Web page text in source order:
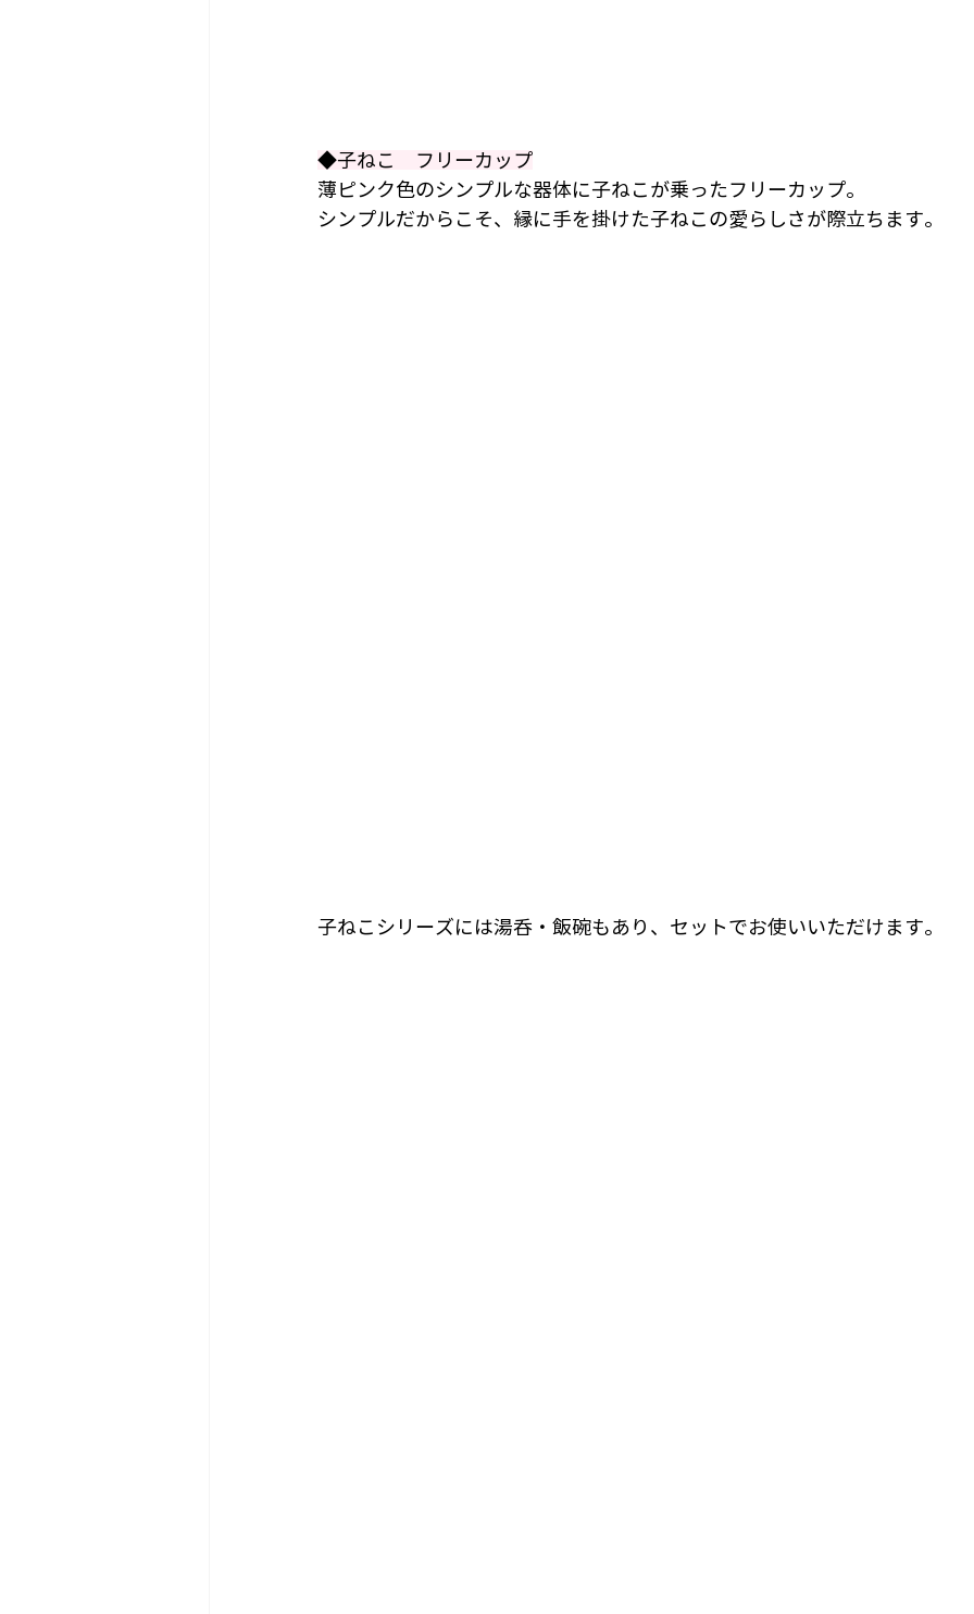
◆子ねこ　フリーカップ
薄ピンク色のシンプルな器体に子ねこが乗ったフリーカップ。
シンプルだからこそ、縁に手を掛けた子ねこの愛らしさが際立ちます。
子ねこシリーズには湯呑・飯碗もあり、セットでお使いいただけます。